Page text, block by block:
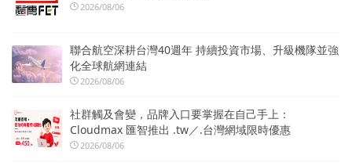
2026/08/06
聯合航空深耕台灣40週年 持續投資市場、升級機隊並強
化全球航網連結
2026/08/06
社群觸及會變，品牌入口要掌握在自己手上：
Cloudmax 匯智推出 .tw／.台灣網域限時優惠
2026/08/06